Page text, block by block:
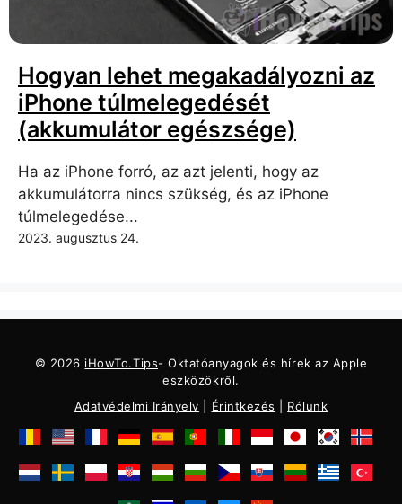
Hogyan lehet megakadályozni az
iPhone túlmelegedését
(akkumulátor egészsége)
Ha az iPhone forró, az azt jelenti, hogy az
akkumulátorra nincs szükség, és az iPhone
túlmelegedése...
2023. augusztus 24.
© 2026 iHowTo.Tips- Oktatóanyagok és hírek az Apple
eszközökről.
Adatvédelmi Irányelv
Érintkezés Rólunk